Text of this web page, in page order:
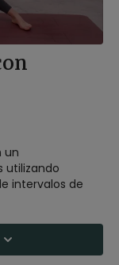
un
utilizando
intervalos de
el cuerpo con